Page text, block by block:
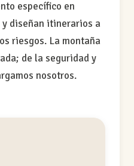
específico en
diseñan itinerarios a
riesgos. La montaña
de la seguridad y
nosotros.